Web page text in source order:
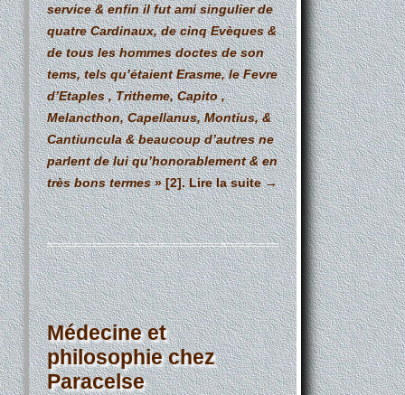
service & enfin il fut ami singulier de
quatre Cardinaux, de cinq Evèques &
de tous les hommes doctes de son
tems, tels qu’étaient Erasme, le Fevre
d’Etaples , Tritheme, Capito ,
Melancthon, Capellanus, Montius, &
Cantiuncula & beaucoup d’autres ne
parlent de lui qu’honorablement & en
très bons termes»[2]. Lire la suite→
Médecine et
philosophie chez
Paracelse